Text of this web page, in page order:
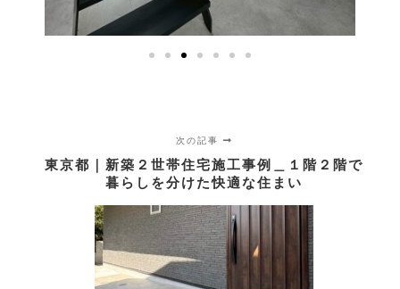
次の記事
東京都｜新築２世帯住宅施工事例＿１階２階で
暮らしを分けた快適な住まい